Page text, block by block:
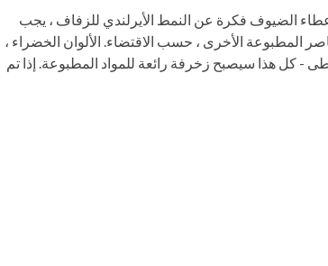
الضيوف فكرة عن النمط الأيرلندي للزفاف ، يجب
المطبوعة الأخرى ، حسب الاقتضاء. الألوان الخضراء ،
كل هذا سيصبح زخرفة رائعة للمواد المطبوعة. إذا تم